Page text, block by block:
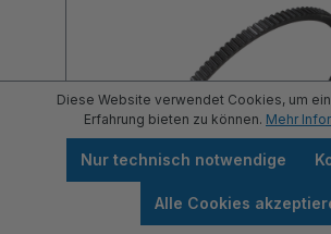
Diese Website verwendet Cookies, um
Erfahrung bieten zu können. Mehr
Nur technisch notwendige
Alle Cookies